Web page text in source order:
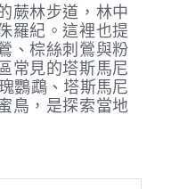
蕨林步道，林中
羅紀。這裡也提
、棕絲刺鶯與粉
常見的塔斯馬尼
鸚鵡、塔斯馬尼
鳥，是探索當地